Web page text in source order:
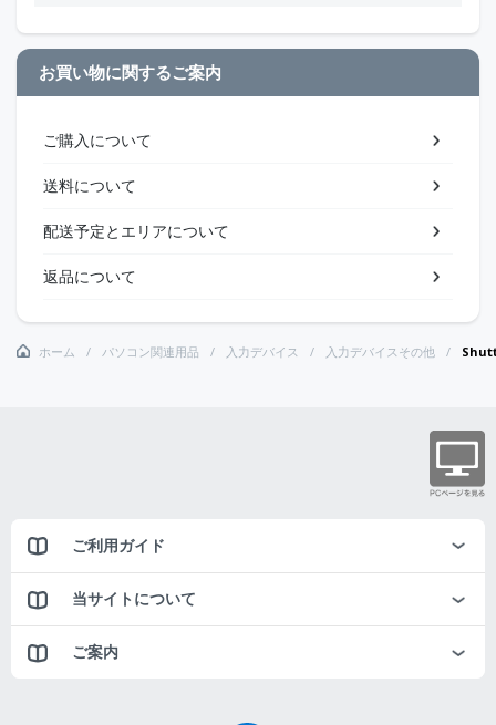
お買い物に関するご案内
ご購入について
送料について
配送予定とエリアについて
返品について
ホーム パソコン関連用品 入力デバイス 入力デバイスその他
ご利用ガイド
当サイトについて
ご案内